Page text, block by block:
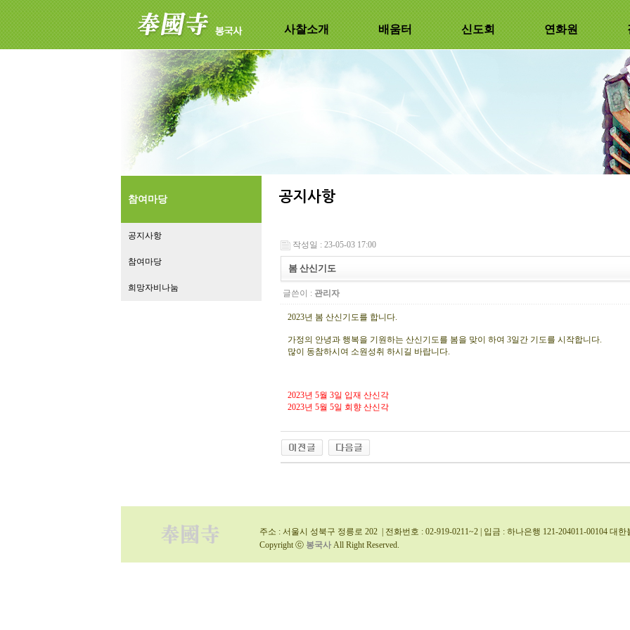
사찰소개 배움터 신도회 연화원
참여마당
공지사항
참여마당
희망자비나눔
작성일 : 23-05-03 17:00
봄 산신기도
글쓴이 : 관리자
2023년 봄 산신기도를 합니다.
가정의 안녕과 행복을 기원하는 산신기도를 봄을 맞이 하여 3일간 기도를 시작합니다.
많이 동참하시여 소원성취 하시길 바랍니다.
2023년 5월 3일 입재 산신각
2023년 5월 5일 회향 산신각
주소 : 서울시 성북구 정릉로 202 | 전화번호 : 02-919-0211~2 | 입금 : 하나은행 121-204011-00104 대
Copyright ⓒ 봉국사 All Right Reserved.